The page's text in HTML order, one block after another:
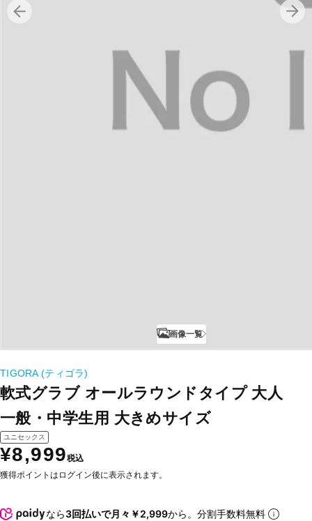
画像一覧
TIGORA (ティゴラ)
軟式グラブ オールラウンドタイプ 大人
一般・中学生用 大きめサイズ
ユニセックス
¥8,999税込
獲得ポイントはログイン後に表示されます。
なら3回払いで月々￥2,999から。分割手数料無料